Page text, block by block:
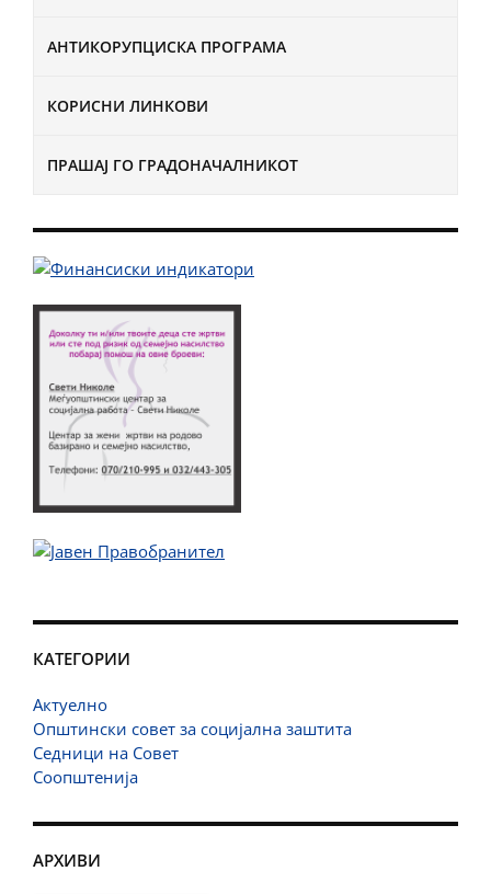
АНТИКОРУПЦИСКА ПРОГРАМА
КОРИСНИ ЛИНКОВИ
ПРАШАЈ ГО ГРАДОНАЧАЛНИКОТ
КАТЕГОРИИ
Актуелно
Општински совет за социјална заштита
Седници на Совет
Соопштенија
АРХИВИ